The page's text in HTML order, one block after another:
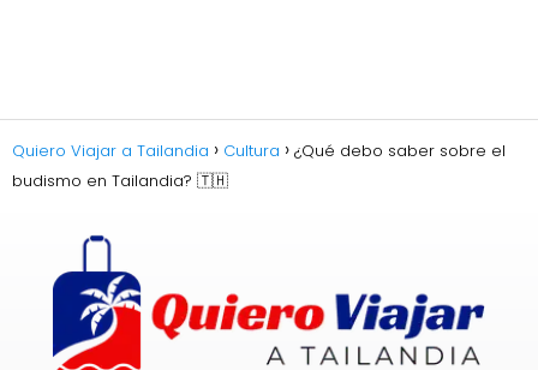
Quiero Viajar a Tailandia Cultura
¿Qué debo saber sobre el
budismo en Tailandia? 🇹🇭